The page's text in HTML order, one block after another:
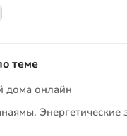
теме
дома онлайн
Энергетические